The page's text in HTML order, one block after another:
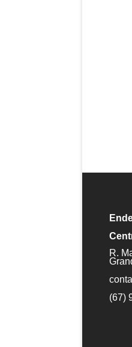
R.
(67)